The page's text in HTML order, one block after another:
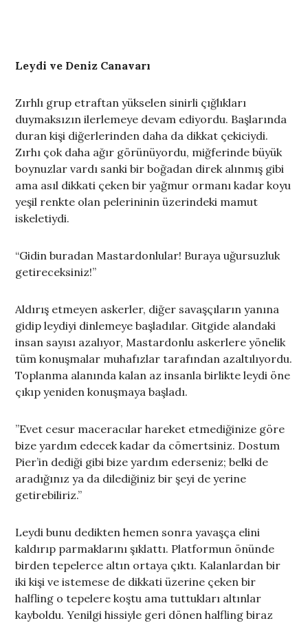
Leydi ve Deniz Canavarı
Zırhlı grup etraftan yükselen sinirli çığlıkları
duymaksızın ilerlemeye devam ediyordu. Başlarında
duran kişi diğerlerinden daha da dikkat çekiciydi.
Zırhı çok daha ağır görünüyordu, miğferinde büyük
boynuzlar vardı sanki bir boğadan direk alınmış gibi
ama asıl dikkati çeken bir yağmur ormanı kadar koyu
yeşil renkte olan pelerininin üzerindeki mamut
iskeletiydi.
“Gidin buradan Mastardonlular! Buraya uğursuzluk
getireceksiniz!”
Aldırış etmeyen askerler, diğer savaşçıların yanına
gidip leydiyi dinlemeye başladılar. Gitgide alandaki
insan sayısı azalıyor, Mastardonlu askerlere yönelik
tüm konuşmalar muhafızlar tarafından azaltılıyordu.
Toplanma alanında kalan az insanla birlikte leydi öne
çıkıp yeniden konuşmaya başladı.
”Evet cesur maceracılar hareket etmediğinize göre
bize yardım edecek kadar da cömertsiniz. Dostum
Pier’in dediği gibi bize yardım ederseniz; belki de
aradığınız ya da dilediğiniz bir şeyi de yerine
getirebiliriz.”
Leydi bunu dedikten hemen sonra yavaşça elini
kaldırıp parmaklarını şıklattı. Platformun önünde
birden tepelerce altın ortaya çıktı. Kalanlardan bir
iki kişi ve istemese de dikkati üzerine çeken bir
halfling o tepelere koştu ama tuttukları altınlar
kayboldu. Yenilgi hissiyle geri dönen halfling biraz